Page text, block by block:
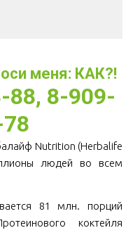
меня: КАК?!
88, 8-909-
Nutrition (Herbalife
людей во всем
81 млн. порций
коктейля